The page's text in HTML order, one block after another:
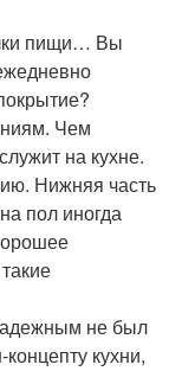
пищи… Вы
Чем
на кухне.
Нижняя часть
пол иногда
не был
кухни,